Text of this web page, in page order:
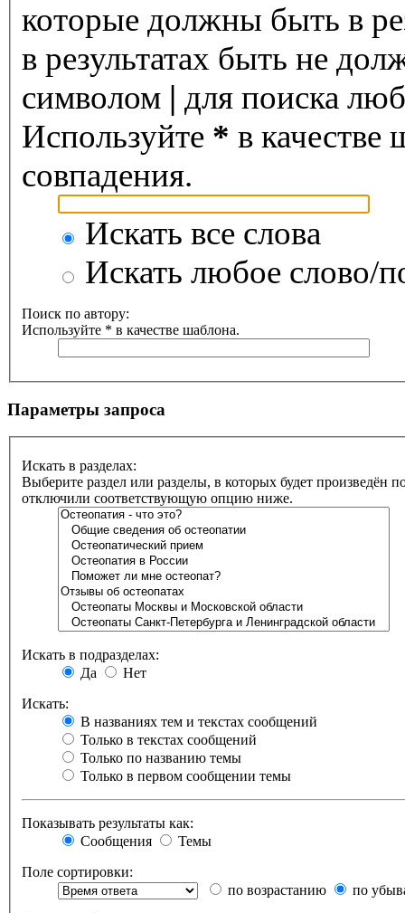
которые должны быть в
в результатах быть не
символом | для поиска
Используйте * в качестве
совпадения.
Искать все слова
Искать любое слово/
Поиск по автору:
Используйте * в качестве шаблона.
Параметры запроса
Искать в разделах:
Выберите раздел или разделы, в которых будет произведён
отключили соответствующую опцию ниже.
Искать в подразделах:
Да
Нет
Искать:
В названиях тем и текстах сообщений
Только в текстах сообщений
Только по названию темы
Только в первом сообщении темы
Показывать результаты как:
Сообщения
Темы
Поле сортировки:
по возрастанию
по